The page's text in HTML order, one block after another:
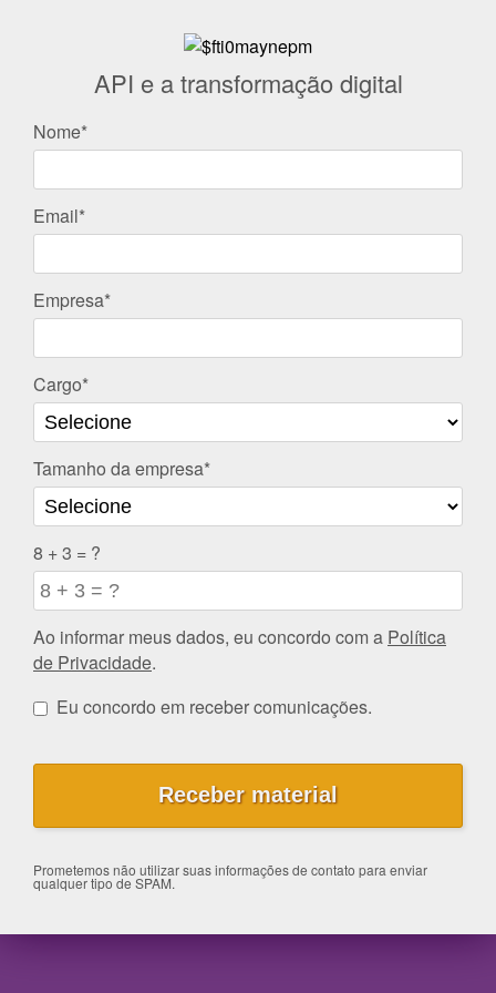
API e a transformação digital
Nome*
Email*
Empresa*
Cargo*
Tamanho da empresa*
8 + 3 = ?
Ao informar meus dados, eu concordo com a Política
de Privacidade.
Eu concordo em receber comunicações.
Prometemos não utilizar suas informações de contato para enviar
qualquer tipo de SPAM.